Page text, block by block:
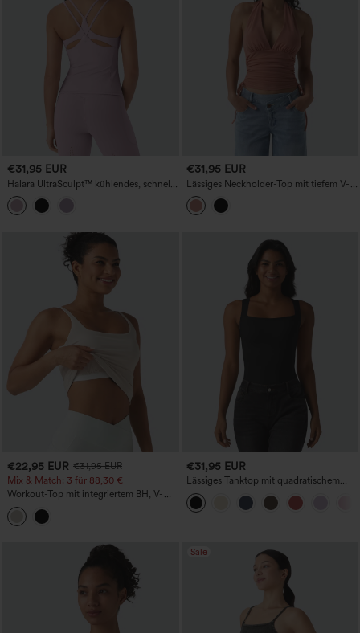
€31,95 EUR
Halara UltraSculpt™ kühlendes, schnell
trocknendes Yoga-Cami-Top mit
geformten Cups – UPF50+
€31,95 EUR
Lässiges Neckholder-Top mit tiefem V-
Ausschnitt, rückenfrei, gerafft und mit
Kordelzug
€22,95 EUR €31,95 EUR
Mix & Match: 3 für 88,30 €
Workout-Top mit integriertem BH, V-
förmigem Rücken und glättender
Achselpartie
€31,95 EUR
Lässiges Tanktop mit quadratischem
Ausschnitt und integriertem BH,
Körbchengrößen B-E
Sale